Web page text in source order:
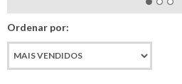
Ordenar por: